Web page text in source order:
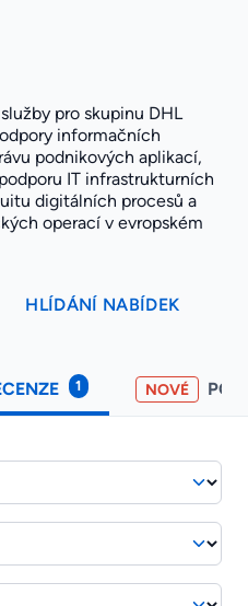
pro skupinu DHL
informačních
podnikových aplikací,
IT infrastrukturních
digitálních procesů a
operací v evropském
HLÍDÁNÍ NABÍDEK
1 NOVÉ